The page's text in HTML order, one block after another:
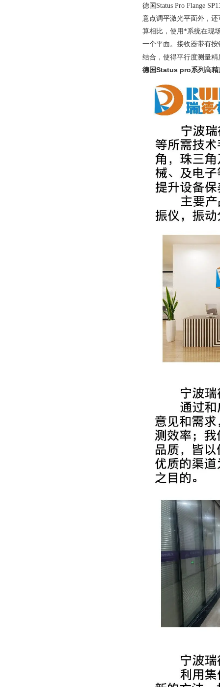
德国 Status Pro Flange
意点调平激光平面外，
算相比，使用*系统在现
一个平面。接收器带有
结合，使得平行度测量
德国Status pro系列高精